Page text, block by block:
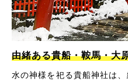
由緒ある貴船・鞍馬・大
水の神様を祀る貴船神社は